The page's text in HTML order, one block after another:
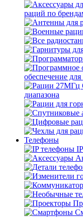
раций по
обеспечение
диапазона
Телефоны